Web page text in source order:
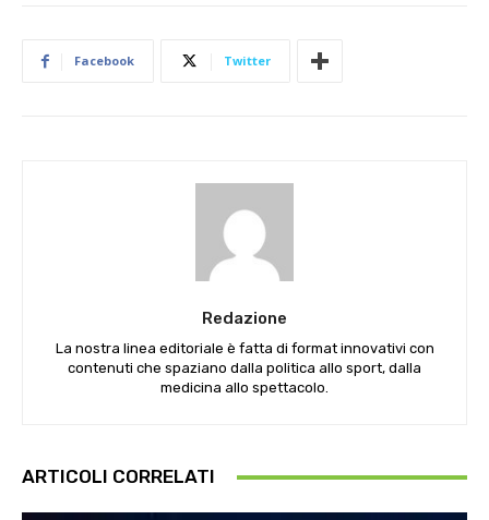
Facebook Twitter
Redazione
La nostra linea editoriale è fatta di format innovativi con
contenuti che spaziano dalla politica allo sport, dalla
medicina allo spettacolo.
ARTICOLI CORRELATI